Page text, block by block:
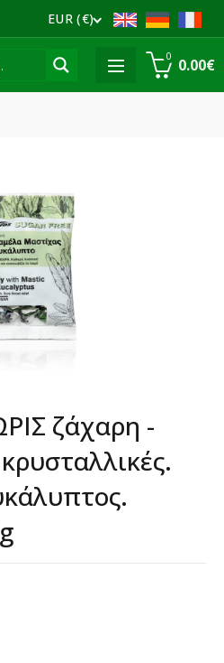
EUR (€)
0 0.00€
ζάχαρη -